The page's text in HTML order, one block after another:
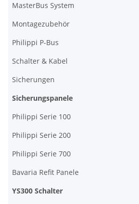
MasterBus System
Montagezubehör
Philippi P-Bus
Schalter & Kabel
Sicherungen
Sicherungspanele
Philippi Serie 100
Philippi Serie 200
Philippi Serie 700
Bavaria Refit Panele
YS300 Schalter